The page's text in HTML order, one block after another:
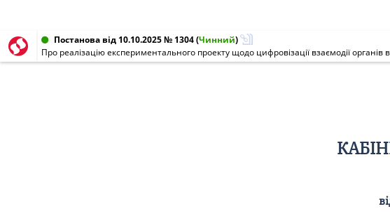
Постанова від 10.10.2025 № 1304(Чинний)